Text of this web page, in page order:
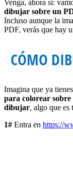
Venga, ahora sí:
dibujar sobre un
Incluso aunque la
PDF, verás que hay
CÓMO
Imagina que ya
para colorear sobre
dibujar, algo que es
1# Entra en https://